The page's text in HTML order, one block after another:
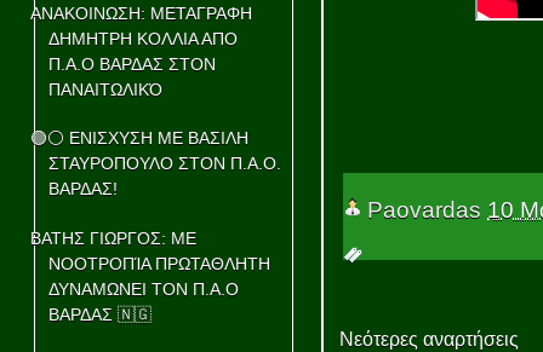
ΑΝΑΚΟΙΝΩΣΗ: ΜΕΤΑΓΡΑΦΗ
ΔΗΜΗΤΡΗ ΚΟΛΛΙΑ ΑΠΟ
Π.Α.Ο ΒΑΡΔΑΣ ΣΤΟΝ
ΠΑΝΑΙΤΩΛΙΚΌ
🟢⚪ ΕΝΙΣΧΥΣΗ ΜΕ ΒΑΣΙΛΗ
ΣΤΑΥΡΟΠΟΥΛΟ ΣΤΟΝ Π.Α.Ο.
ΒΑΡΔΑΣ!
ΒΑΤΗΣ ΓΙΩΡΓΟΣ: ΜΕ
ΝΟΟΤΡΟΠΊΑ ΠΡΩΤΑΘΛΗΤΗ
ΔΥΝΑΜΩΝΕΙ ΤΟΝ Π.Α.Ο
ΒΑΡΔΑΣ 🇳🇬
Paovardas 10
Νεότερες αναρτήσεις